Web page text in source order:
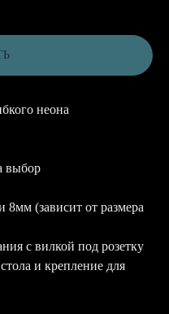
неона
выбор
(зависит от размера
с вилкой под розетку
и крепление для